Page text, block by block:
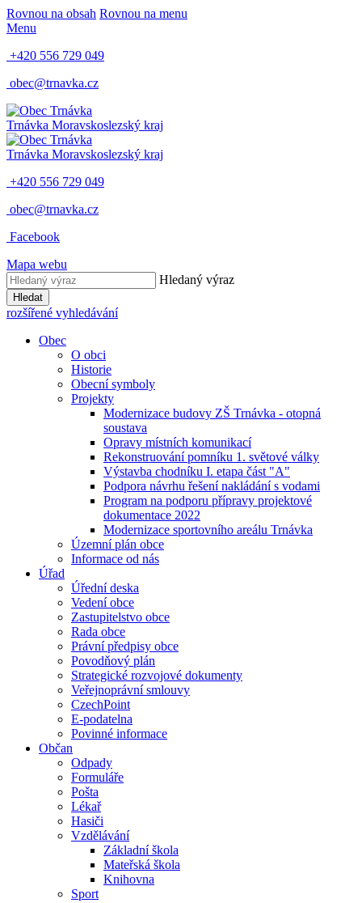
Rovnou na obsah Rovnou na menu
Menu
+420 556 729 049
obec@trnavka.cz
Trnávka Moravskoslezský kraj
Trnávka Moravskoslezský kraj
+420 556 729 049
obec@trnavka.cz
Facebook
Mapa webu
Hledaný výraz
Hledat
rozšířené vyhledávání
Obec
O obci
Historie
Obecní symboly
Projekty
Modernizace budovy ZŠ Trnávka - otopná
soustava
Opravy místních komunikací
Rekonstruování pomníku 1. světové války
Výstavba chodníku I. etapa část "A"
Podpora návrhu řešení nakládání s vodami
Program na podporu přípravy projektové
dokumentace 2022
Modernizace sportovního areálu Trnávka
Územní plán obce
Informace od nás
Úřad
Úřední deska
Vedení obce
Zastupitelstvo obce
Rada obce
Právní předpisy obce
Povodňový plán
Strategické rozvojové dokumenty
Veřejnoprávní smlouvy
CzechPoint
E-podatelna
Povinné informace
Občan
Odpady
Formuláře
Pošta
Lékař
Hasiči
Vzdělávání
Základní škola
Mateřská škola
Knihovna
Sport